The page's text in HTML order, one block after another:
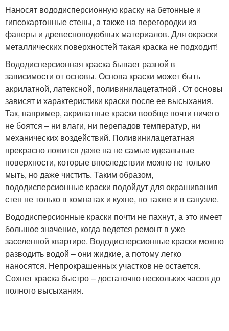
Наносят вододисперсионную краску на бетонные и
гипсокартонные стены, а также на перегородки из
фанеры и древесноподобных материалов. Для окраски
металлических поверхностей такая краска не подходит!
Вододисперсионная краска бывает разной в
зависимости от основы. Основа краски может быть
акрилатной, латексной, поливинилацетатной . От основы
зависят и характеристики краски после ее высыхания.
Так, например, акрилатные краски вообще почти ничего
не боятся – ни влаги, ни перепадов температур, ни
механических воздействий. Поливинилацетатная
прекрасно ложится даже на не самые идеальные
поверхности, которые впоследствии можно не только
мыть, но даже чистить. Таким образом,
вододисперсионные краски подойдут для окрашивания
стен не только в комнатах и кухне, но также и в санузле.
Вододисперсионные краски почти не пахнут, а это имеет
большое значение, когда ведется ремонт в уже
заселенной квартире. Вододисперсионные краски можно
разводить водой – они жидкие, а потому легко
наносятся. Непрокрашенных участков не остается.
Сохнет краска быстро – достаточно нескольких часов до
полного высыхания.